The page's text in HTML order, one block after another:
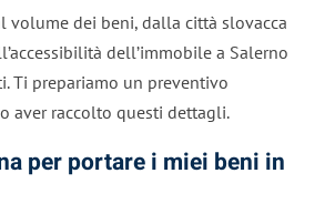
volume dei beni, dalla città slovacca
dell’immobile a Salerno
Ti prepariamo un preventivo
aver raccolto questi dettagli.
per portare i miei beni in